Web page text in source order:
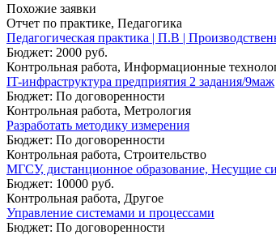
Похожие заявки
Отчет по практике, Педагогика
Педагогическая практика | П.В |
Бюджет: 2000 руб.
Контрольная работа, Информационные
IT-инфраструктура предприятия 2 задания/9маж
Бюджет: По договоренности
Контрольная работа, Метрология
Разработать методику измерения
Бюджет: По договоренности
Контрольная работа, Строительство
МГСУ, дистанционное образование, Несущие
Бюджет: 10000 руб.
Контрольная работа, Другое
Управление системами и процессами
Бюджет: По договоренности